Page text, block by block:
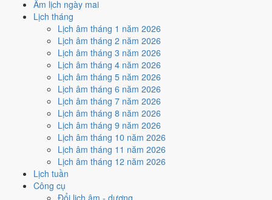
Âm lịch ngày mai
Lịch tháng
Lịch âm tháng 1 năm 2026
Lịch âm tháng 2 năm 2026
Lịch âm tháng 3 năm 2026
Lịch âm tháng 4 năm 2026
Lịch âm tháng 5 năm 2026
Lịch âm tháng 6 năm 2026
Lịch âm tháng 7 năm 2026
Lịch âm tháng 8 năm 2026
Lịch âm tháng 9 năm 2026
Lịch âm tháng 10 năm 2026
Lịch âm tháng 11 năm 2026
Lịch âm tháng 12 năm 2026
Lịch tuần
Công cụ
Đổi lịch âm - dương
Cách tính ngày tốt
Nhập trạch - vào nhà mới
Trung bình
Nhập trạch - vào nhà mới hôm nay ở
Sao Quỷ và Ngày Hắc Đạogây bất lợi.
Cách tính ngày tốt
Mua xe - tậu xe
Xấu
Mua xe - tậu xe hôm nay ởmức xấu (3/10)
Quỷ và Ngày Hắc Đạo gây bất lợi.
Cách tính ngày tốt
Xuất hành - đi xa
4
/10Trung bình
Xuất hành - đi xa hôm nay ở
Quỷ và Ngày Hắc Đạogây bất lợi.